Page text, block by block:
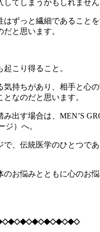
してしまうかもしれません
はずっと繊細であること
と思います。
こり得ること。
気持ちがあり、相手と心
なのだと思います。
み出す場合は、MEN’S
ジ）へ。
で、伝統医学のひとつで
のお悩みとともに心のお